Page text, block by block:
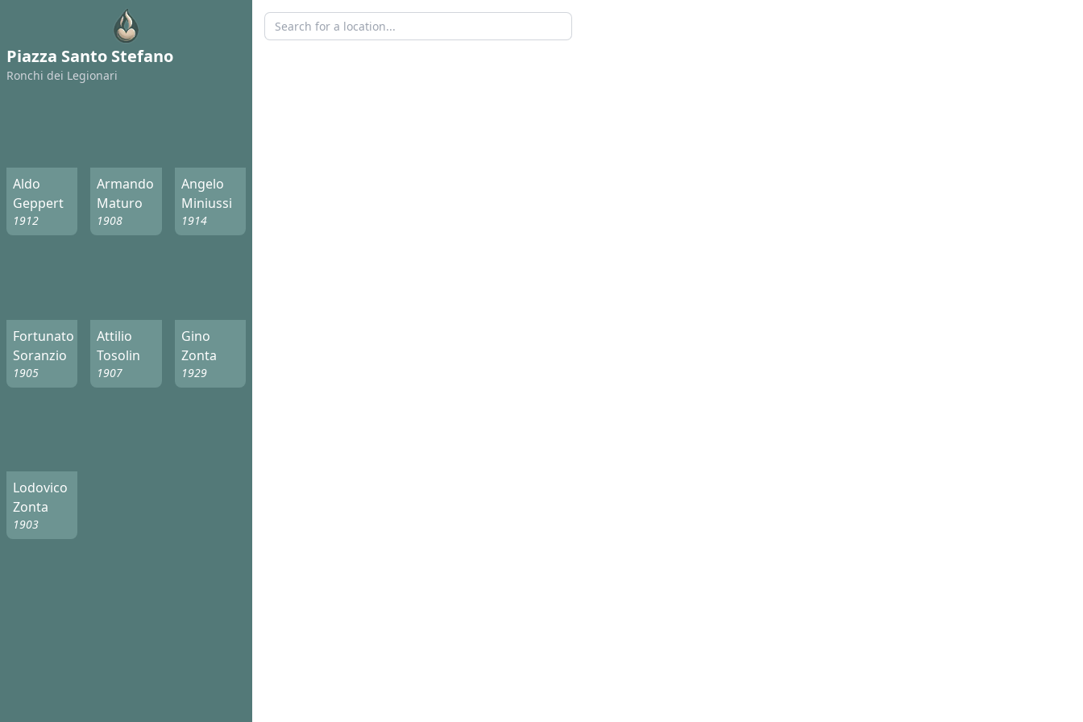
Piazza Santo Stefano
Ronchi dei Legionari
Aldo
Geppert
1912
Armando
Maturo
1908
Angelo
Miniussi
1914
Fortunato
Soranzio
1905
Attilio
Tosolin
1907
Gino
Zonta
1929
Lodovico
Zonta
1903